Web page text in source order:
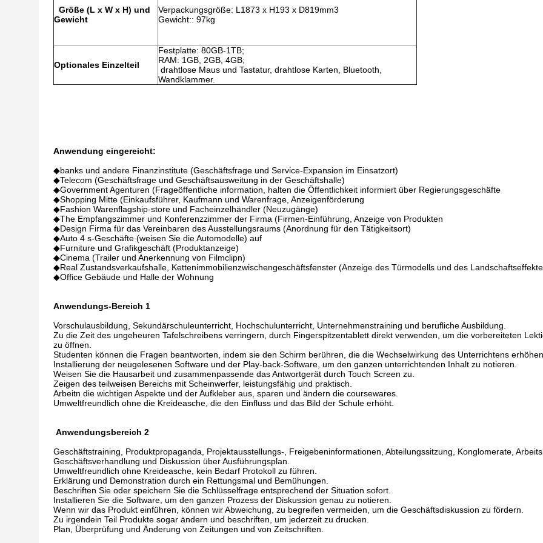
Größe (L x W x H) und
Gewicht
Verpackungsgröße: L1873 x H193 x D819mm3
Gewicht:: 97kg
Optionales Einzelteil
Festplatte: 80GB-1TB;
RAM: 1GB, 2GB, 4GB;
drahtlose Maus und Tastatur, drahtlose Karten, Bluetooth,
Wandklammer.
Anwendung eingereicht:
◆banks und andere Finanzinstitute (Geschäftsfrage und Service-Expansion im Einsatzort)
◆Telecom (Geschäftsfrage und Geschäftsausweitung in der Geschäftshalle)
◆Government Agenturen (Frageöffentliche information, halten die Öffentlichkeit informiert über Regierungsgeschäfte
◆Shopping Mitte (Einkaufsführer, Kaufmann und Warenfrage, Anzeigenförderung
◆Fashion Warenflagship-store und Facheinzelhändler (Neuzugänge)
◆The Empfangszimmer und Konferenzzimmer der Firma (Firmen-Einführung, Anzeige von Produkten
◆Design Firma für das Vereinbaren des Ausstellungsraums (Anordnung für den Tätigkeitsort)
◆Auto 4 s-Geschäfte (weisen Sie die Automodelle) auf
◆Furniture und Grafikgeschäft (Produktanzeige)
◆Cinema (Trailer und Anerkennung von Filmclipn)
◆Real Zustandsverkaufshalle, Kettenimmobilienzwischengeschäftsfenster (Anzeige des Türmodells und des
◆Office Gebäude und Halle der Wohnung
Anwendungs-Bereich 1
Vorschulausbildung, Sekundärschuleunterricht, Hochschulunterricht, Unternehmenstraining und berufliche Ausbildung.
Zu die Zeit des ungeheuren Tafelschreibens verringern, durch Fingerspitzentablett direkt verwenden, um die vorbereiteten
zu öffnen.
Studenten können die Fragen beantworten, indem sie den Schirm berühren, die die Wechselwirkung des Unterrichtens
Installierung der neugelesenen Software und der Play-back-Software, um den ganzen unterrichtenden Inhalt zu notieren.
Weisen Sie die Hausarbeit und zusammenpassende das Antwortgerät durch Touch Screen zu.
Zeigen des teilweisen Bereichs mit Scheinwerfer, leistungsfähig und praktisch.
Arbeitn die wichtigen Aspekte und der Aufkleber aus, sparen und ändern die coursewares.
Umweltfreundlich ohne die Kreideasche, die den Einfluss und das Bild der Schule erhöht.
Anwendungsbereich 2
Geschäftstraining, Produktpropaganda, Projektausstellungs-, Freigebeninformationen, Abteilungssitzung, Konglomerate,
Geschäftsverhandlung und Diskussion über Ausführungsplan.
Umweltfreundlich ohne Kreideasche, kein Bedarf Protokoll zu führen.
Erklärung und Demonstration durch ein Rettungsmal und Bemühungen.
Beschriften Sie oder speichern Sie die Schlüsselfrage entsprechend der Situation sofort.
Installieren Sie die Software, um den ganzen Prozess der Diskussion genau zu notieren.
Wenn wir das Produkt einführen, können wir Abweichung, zu begreifen vermeiden, um die Geschäftsdiskussion zu fördern.
Zu irgendein Teil Produkte sogar ändern und beschriften, um jederzeit zu drucken.
Plan, Überprüfung und Änderung von Zeitungen und von Zeitschriften.